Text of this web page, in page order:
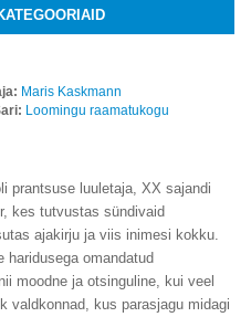
Maris Kaskmann
Loomingu raamatukogu
prantsuse luuletaja, XX sajandi
kes tutvustas sündivaid
ajakirju ja viis inimesi kokku.
omandatud
moodne ja otsinguline, kui veel
valdkonnad, kus parasjagu midagi